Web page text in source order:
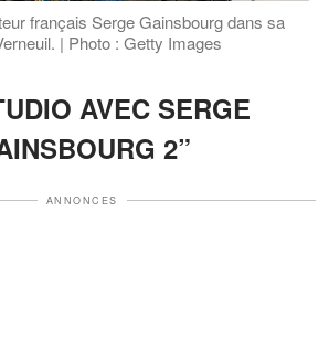
français Serge Gainsbourg dans sa
| Photo : Getty Images
AVEC SERGE
2”
ANNONCES